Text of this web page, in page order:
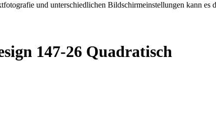
und unterschiedlichen Bildschirmeinstellungen kann es
147-26 Quadratisch